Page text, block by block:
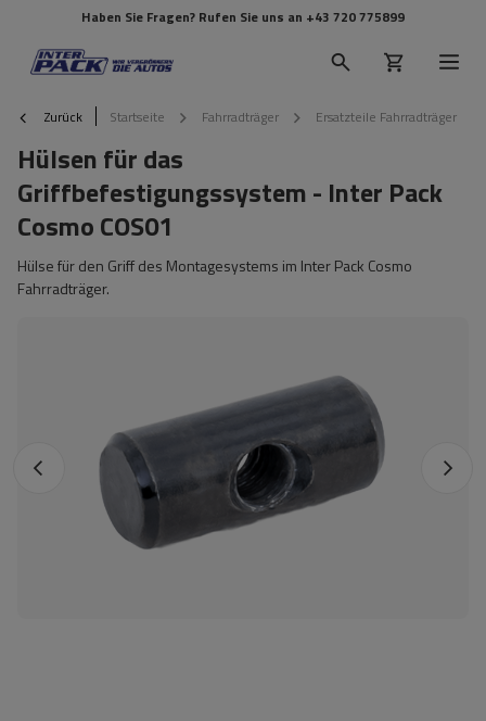
Haben Sie Fragen? Rufen Sie uns an +43 720 775899
Zurück Startseite Fahrradträger Ersatzteile Fahrradträger
Hülsen für das
Griffbefestigungssystem - Inter Pack
Cosmo COS01
Hülse für den Griff des Montagesystems im Inter Pack Cosmo
Fahrradträger.